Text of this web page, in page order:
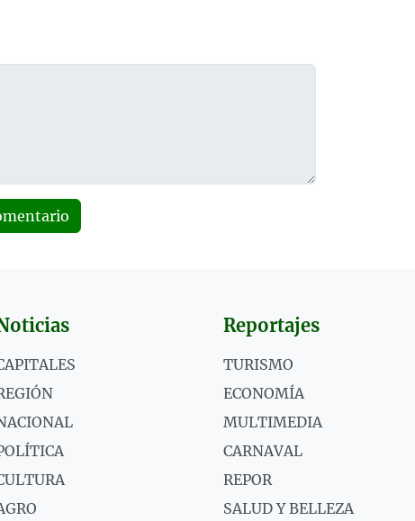
Reportajes
TURISMO
ECONOMÍA
MULTIMEDIA
CARNAVAL
REPOR
SALUD Y BELLEZA